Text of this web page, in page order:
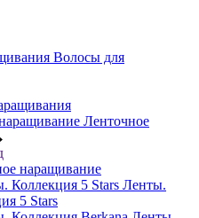
Волосы для
Ленточное
наращивание
Ленты.
5 Stars